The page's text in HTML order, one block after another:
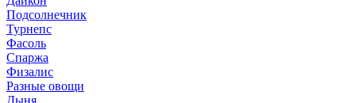
Подсолнечник
Турнепс
Фасоль
Спаржа
Физалис
Разные овощи
Дыня